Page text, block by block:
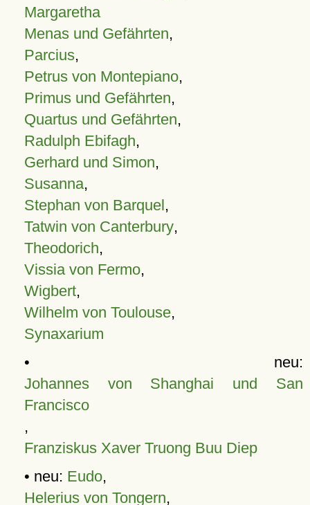
Margaretha
Menas und Gefährten,
Parcius,
Petrus von Montepiano,
Primus und Gefährten,
Quartus und Gefährten,
Radulph Ebifagh,
Gerhard und Simon,
Susanna,
Stephan von Barquel,
Tatwin von Canterbury,
Theodorich,
Vissia von Fermo,
Wigbert,
Wilhelm von Toulouse,
Synaxarium
• neu:
Johannes von Shanghai und San
Francisco
,
Franziskus Xaver Truong Buu Diep
• neu: Eudo,
Helerius von Tongern,